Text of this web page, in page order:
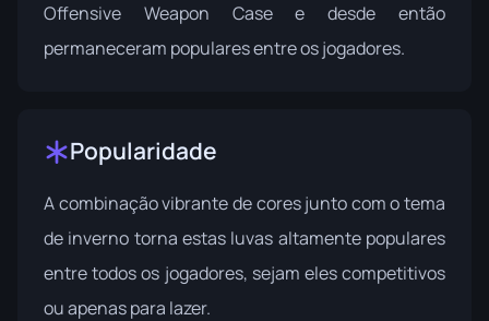
Offensive Weapon Casee desde então
permaneceram populares entre os jogadores.
Popularidade
A combinação vibrante de cores junto com o tema
de inverno torna estas luvas altamente populares
entre todos os jogadores, sejam eles competitivos
ou apenas para lazer.